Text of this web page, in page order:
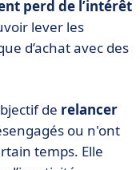
perd de l’intérêt
lever les
d’achat avec des
de relancer
ou n'ont
temps. Elle